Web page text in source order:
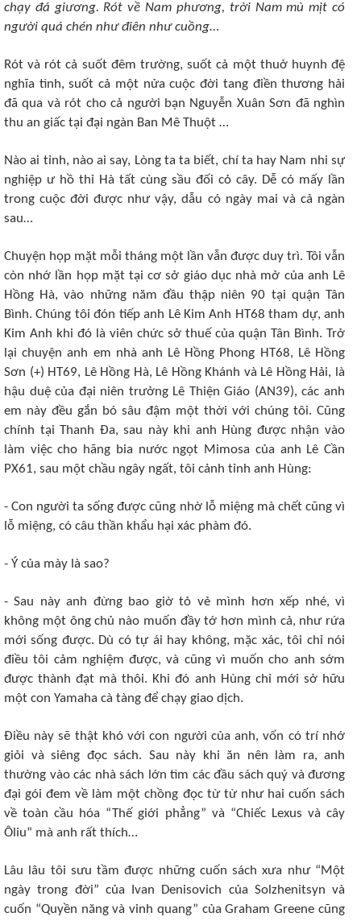
chạy đá giương. Rót về Nam phương, trời Nam mù mịt có
người quá chén như điên như cuồng…
Rót và rót cả suốt đêm trường, suốt cả một thuở huynh đệ
nghĩa tình, suốt cả một nửa cuộc đời tang điền thương hải
đã qua và rót cho cả người bạn Nguyễn Xuân Sơn đã nghìn
thu an giấc tại đại ngàn Ban Mê Thuột …
Nào ai tỉnh, nào ai say, Lòng ta ta biết, chí ta hay Nam nhi sự
nghiệp ư hồ thỉ Hà tất cùng sầu đối cỏ cây. Dễ có mấy lần
trong cuộc đời được như vậy, dẫu có ngày mai và cả ngàn
sau…
Chuyện họp mặt mỗi tháng một lần vẫn được duy trì. Tôi vẫn
còn nhớ lần họp mặt tại cơ sở giáo dục nhà mở của anh Lê
Hồng Hà, vào những năm đầu thập niên 90 tại quận Tân
Bình. Chúng tôi đón tiếp anh Lê Kim Anh HT68 tham dự, anh
Kim Anh khi đó là viên chức sở thuế của quận Tân Bình. Trở
lại chuyện anh em nhà anh Lê Hồng Phong HT68, Lê Hồng
Sơn (+) HT69, Lê Hồng Hà, Lê Hồng Khánh và Lê Hồng Hải, là
hậu duệ của đại niên trưởng Lê Thiện Giáo (AN39), các anh
em này đều gắn bó sâu đậm một thời với chúng tôi. Cũng
chính tại Thanh Đa, sau này khi anh Hùng được nhận vào
làm việc cho hãng bia nước ngọt Mimosa của anh Lê Cần
PX61, sau một chầu ngây ngất, tôi cảnh tỉnh anh Hùng:
- Con người ta sống được cũng nhờ lỗ miệng mà chết cũng vì
lỗ miệng, có câu thần khẩu hại xác phàm đó.
- Ý của mày là sao?
- Sau này anh đừng bao giờ tỏ vẻ mình hơn xếp nhé, vì
không một ông chủ nào muốn đầy tớ hơn mình cả, như rứa
mới sống được. Dù có tự ái hay không, mặc xác, tôi chỉ nói
điều tôi cảm nghiệm được, và cũng vì muốn cho anh sớm
được thành đạt mà thôi. Khi đó anh Hùng chỉ mới sở hữu
một con Yamaha cà tàng để chạy giao dịch.
Điều này sẽ thật khó với con người của anh, vốn có trí nhớ
giỏi và siêng đọc sách. Sau này khi ăn nên làm ra, anh
thường vào các nhà sách lớn tìm các đầu sách quý và đương
đại gói đem về làm một chồng đọc từ từ như hai cuốn sách
về toàn cầu hóa “Thế giới phẳng” và “Chiếc Lexus và cây
Ôliu” mà anh rất thích…
Lâu lâu tôi sưu tầm được những cuốn sách xưa như “Một
ngày trong đời” của Ivan Denisovich của Solzhenitsyn và
cuốn “Quyền năng và vinh quang” của Graham Greene cũng